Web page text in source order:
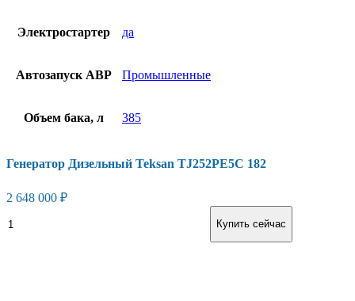
Электростартер да
Автозапуск АВР Промышленные
Объем бака, л 385
Генератор Дизельный Teksan TJ252PE5C 182
2 648 000 ₽
Генератор
Купить сейчас